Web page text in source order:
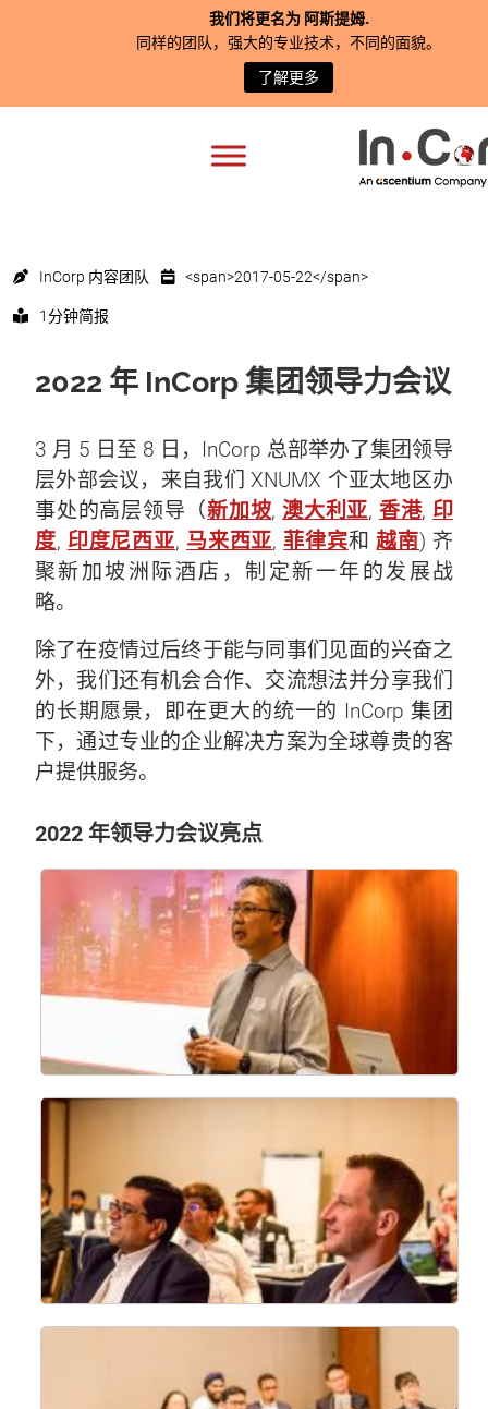
我们将更名为 阿斯提姆.
同样的团队，强大的专业技术，不同的面貌。
了解更多
InCorp 内容团队 <span>2017-05-22</span>
1分钟简报
2022 年 InCorp 集团领导力会议
3 月 5 日至 8 日，InCorp 总部举办了集团领导
层外部会议，来自我们 XNUMX 个亚太地区办
事处的高层领导（新加坡, 澳大利亚, 香港, 印
度, 印度尼西亚, 马来西亚,菲律宾和越南) 齐
聚新加坡洲际酒店，制定新一年的发展战
略。
除了在疫情过后终于能与同事们见面的兴奋之
外，我们还有机会合作、交流想法并分享我们
的长期愿景，即在更大的统一的 InCorp 集团
下，通过专业的企业解决方案为全球尊贵的客
户提供服务。
2022 年领导力会议亮点